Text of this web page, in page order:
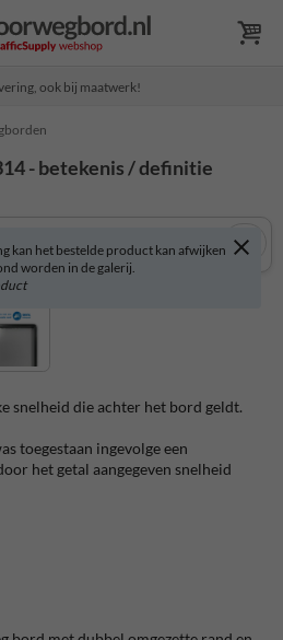
ook bij maatwerk!
- betekenis / definitie
kan het bestelde product kan afwijken
worden in de galerij.
snelheid die achter het bord geldt.
toegestaan ingevolge een
het getal aangegeven snelheid